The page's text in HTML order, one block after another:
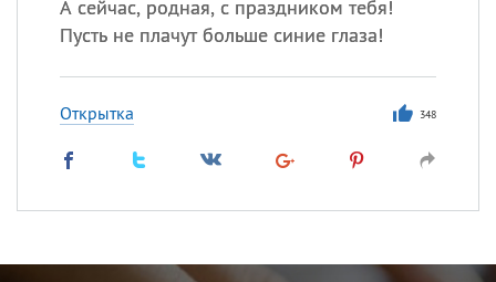
А сейчас, родная, с праздником тебя!
Пусть не плачут больше синие глаза!
Открытка 348